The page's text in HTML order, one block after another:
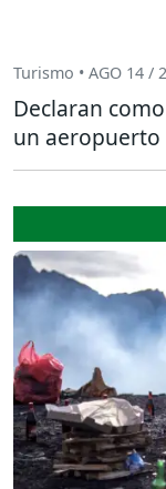
Turismo • AGO 14 /
Declaran
un aeropuerto